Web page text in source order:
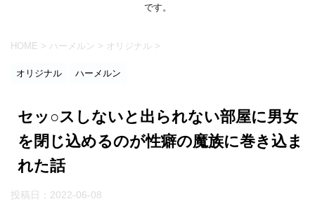
です。
HOME > ハーメルン > オリジナル >
オリジナル ハーメルン
セッ○スしないと出られない部屋に男女
を閉じ込めるのが性癖の魔族に巻き込ま
れた話
投稿日： 2022-06-08